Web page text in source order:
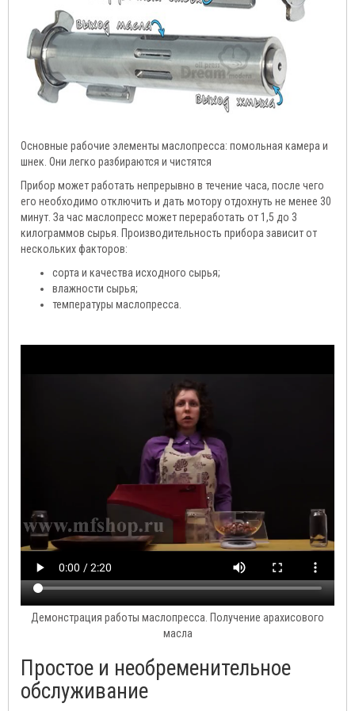
Основные рабочие элементы маслопресса: помольная камера и
шнек. Они легко разбираются и чистятся
Прибор может работать непрерывно в течение часа, после чего
его необходимо отключить и дать мотору отдохнуть не менее 30
минут. За час маслопресс может переработать от 1,5 до 3
килограммов сырья. Производительность прибора зависит от
нескольких факторов:
сорта и качества исходного сырья;
влажности сырья;
температуры маслопресса.
Демонстрация работы маслопресса. Получение арахисового
масла
Простое и необременительное
обслуживание